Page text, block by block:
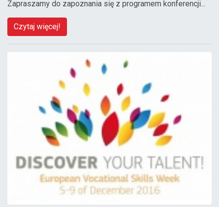
Zapraszamy do zapoznania się z programem konferencji...
Czytaj więcej!